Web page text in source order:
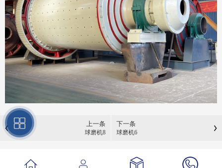
上一条
球磨机8
下一条
球磨机6